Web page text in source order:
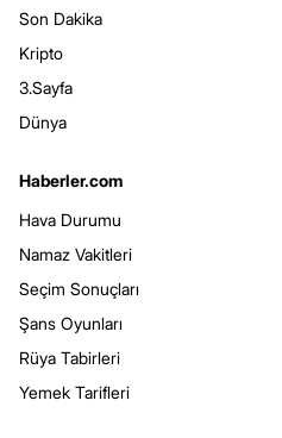
Son Dakika
Kripto
3.Sayfa
Dünya
Haberler.com
Hava Durumu
Namaz Vakitleri
Seçim Sonuçları
Şans Oyunları
Rüya Tabirleri
Yemek Tarifleri